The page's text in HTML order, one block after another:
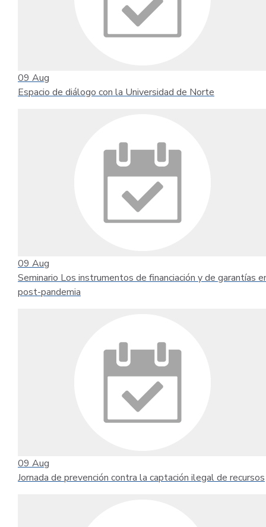
09 Aug
Espacio de diálogo con la Universidad de Norte
09 Aug
Seminario Los instrumentos de financiación y de garantías
post-pandemia
09 Aug
Jornada de prevención contra la captación ilegal de recursos